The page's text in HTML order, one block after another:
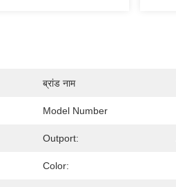
ब्रांड नाम
Model Number
Outport:
Color: